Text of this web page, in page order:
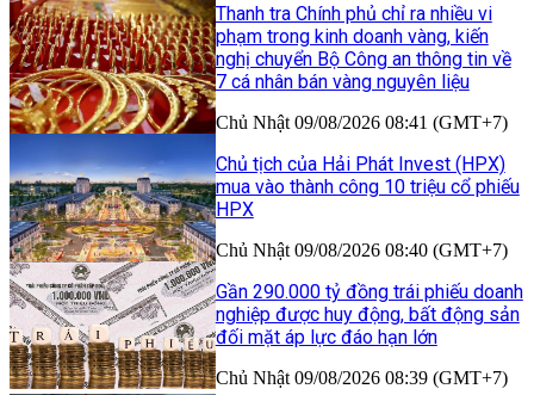
Thanh tra Chính phủ chỉ ra nhiều vi
phạm trong kinh doanh vàng, kiến
nghị chuyển Bộ Công an thông tin về
7 cá nhân bán vàng nguyên liệu
Chủ Nhật 09/08/2026 08:41 (GMT+7)
Chủ tịch của Hải Phát Invest (HPX)
mua vào thành công 10 triệu cổ phiếu
HPX
Chủ Nhật 09/08/2026 08:40 (GMT+7)
Gần 290.000 tỷ đồng trái phiếu doanh
nghiệp được huy động, bất động sản
đối mặt áp lực đáo hạn lớn
Chủ Nhật 09/08/2026 08:39 (GMT+7)